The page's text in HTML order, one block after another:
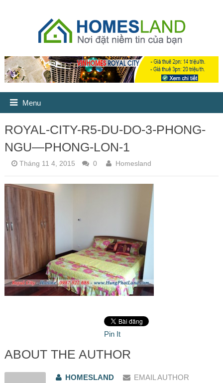
Menu
ROYAL-CITY-R5-DU-DO-3-PHONG-
NGU—PHONG-LON-1
Tháng 11 4, 2015 0 Homesland
Pin It
ABOUT THE AUTHOR
HOMESLAND EMAIL AUTHOR